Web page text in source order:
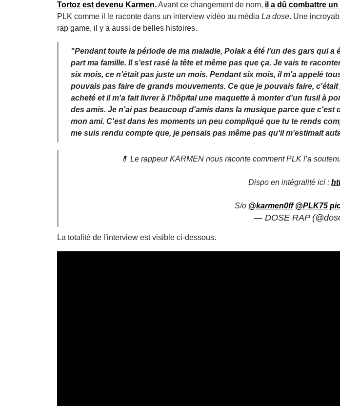
Tortoz est devenu Karmen.Avant ce changement de nom, il a dû combattre
PLK comme il le raconte dans un interview vidéo au média La dose. Une
rap game, il y a aussi de belles histoires.
"Pendant toute la période de ma maladie, Polak a été l'un des gars qui
part ma famille. Il s'est rasé la tête et même pas que ça. Je vais te
six mois, ce n'était pas juste un mois. Pendant six mois, il m'a appelé
pouvais pas faire de grands mouvements. Ce que je pouvais faire,
acheté et il m'a fait livrer à l'hôpital une maquette à monter d'un fusil à
des amis. Je n'ai pas beaucoup d'amis dans la musique parce que
mon ami. C'est dans les moments un peu compliqué que tu te rends
me suis rendu compte que, je pensais pas même pas qu'il m'estimait
💊 Le rappeur KARMEN nous raconte comment PLK l’a
Dispo en intégralité ici :
S/o @karmen0ff @PLK75
— DOSE RAP
La totalité de l'interview est visible ci-dessous.